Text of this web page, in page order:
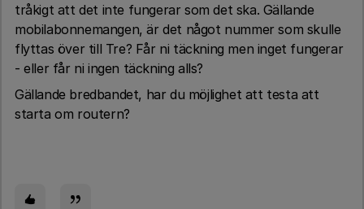
tråkigt att det inte fungerar som det ska. Gällande
mobilabonnemangen, är det något nummer som skulle
flyttas över till Tre? Får ni täckning men inget fungerar
- eller får ni ingen täckning alls?
Gällande bredbandet, har du möjlighet att testa att
starta om routern?